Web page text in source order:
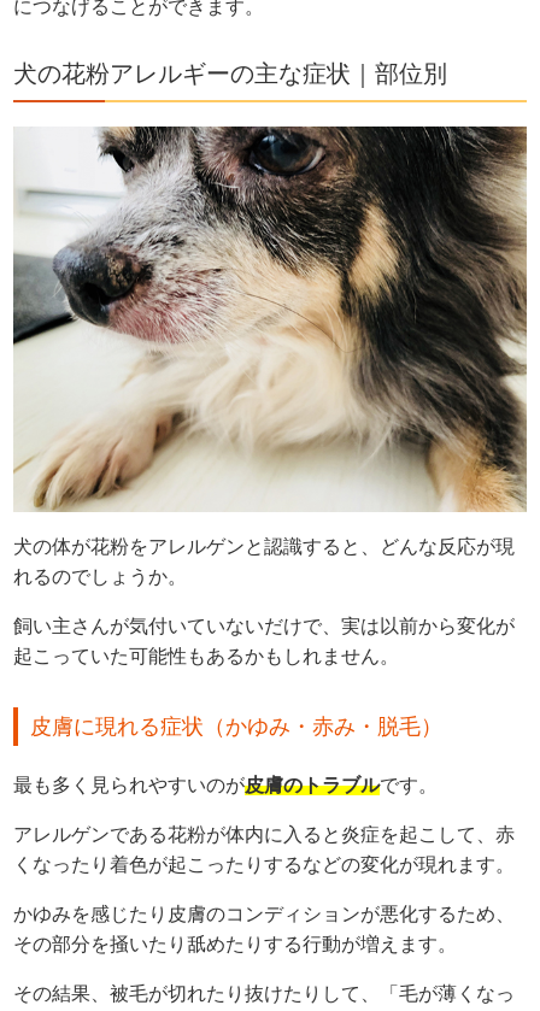
につなげることができます。
犬の花粉アレルギーの主な症状｜部位別
犬の体が花粉をアレルゲンと認識すると、どんな反応が現
れるのでしょうか。
飼い主さんが気付いていないだけで、実は以前から変化が
起こっていた可能性もあるかもしれません。
皮膚に現れる症状（かゆみ・赤み・脱毛）
最も多く見られやすいのが皮膚のトラブルです。
アレルゲンである花粉が体内に入ると炎症を起こして、赤
くなったり着色が起こったりするなどの変化が現れます。
かゆみを感じたり皮膚のコンディションが悪化するため、
その部分を掻いたり舐めたりする行動が増えます。
その結果、被毛が切れたり抜けたりして、「毛が薄くなっ